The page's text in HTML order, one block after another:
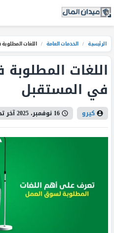
الرئيسية / الخدمات العامة / اللغات
اللغات
في المستقبل
كيرو 16 نوفمبر، 2025 آخر